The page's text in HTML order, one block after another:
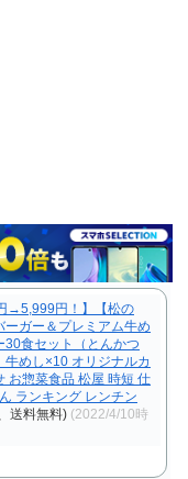
→5,999円！】【松の
ガー＆プレミアム牛め
30食セット（とんかつ
めし×10 オリジナルカ
お惣菜食品 松屋 時短 仕
ランキング レンチン
送料無料) (2022/4/10時